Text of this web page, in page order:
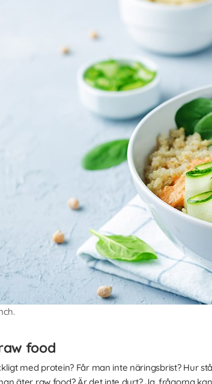
food
med protein? Får man inte näringsbrist? Hur